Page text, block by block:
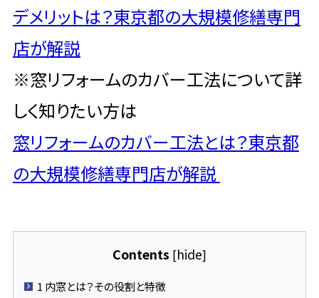
デメリットは？東京都の大規模修繕専門
店が解説
※窓リフォームのカバー工法について詳
しく知りたい方は
窓リフォームのカバー工法とは？東京都
の大規模修繕専門店が解説
Contents [hide]
1 内窓とは？その役割と特徴